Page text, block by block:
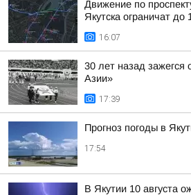
Движение по
Якутска ограничат до
16:07
30 лет назад зажегся
Азии»
17:39
Прогноз погоды в
17:54
В Якутии 10 августа